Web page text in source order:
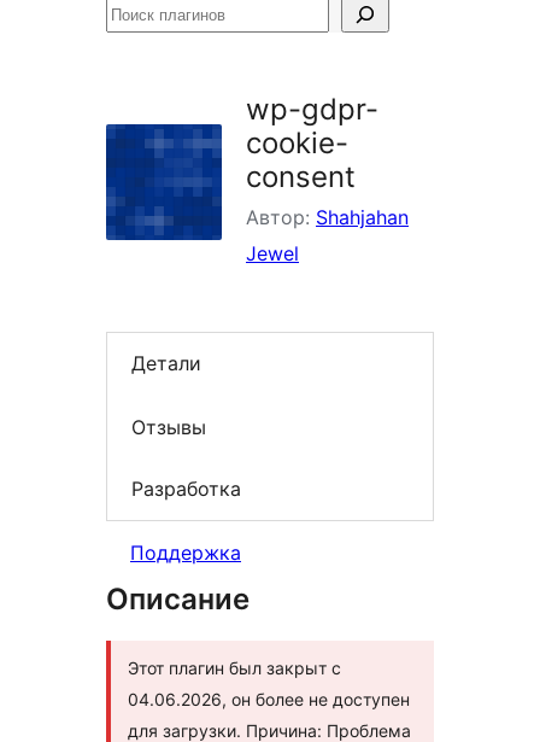
Поиск
wp-gdpr-
cookie-
consent
Автор: Shahjahan
Jewel
Детали
Отзывы
Разработка
Поддержка
Описание
Этот плагин был закрыт с
04.06.2026, он более не доступен
для загрузки. Причина: Проблема